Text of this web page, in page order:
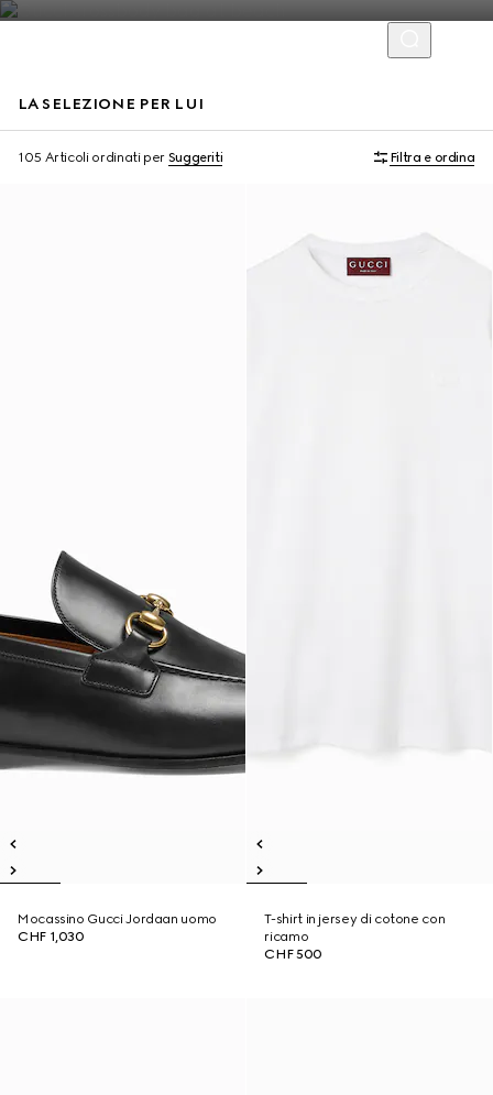
LA SELEZIONE PER LUI
105 Articoli ordinati per Suggeriti Filtra e ordina
Virtual Try-On
Mocassino Gucci Jordaan uomo
CHF 1,030
T-shirt in jersey di cotone con
ricamo
CHF 500